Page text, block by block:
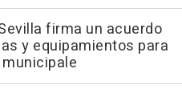
firma un acuerdo
y equipamientos para